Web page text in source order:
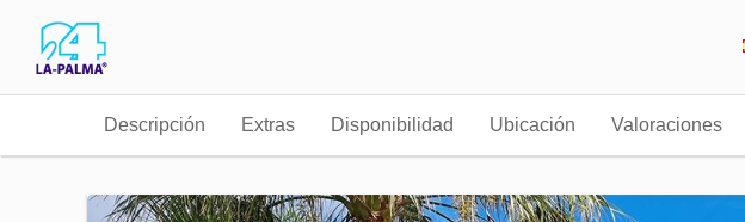
Descripción Extras Disponibilidad Ubicación Valoraciones